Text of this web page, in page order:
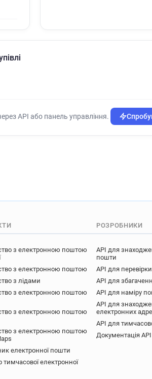
s*******@brighton-hove.gov.uk
n*******@brighton-hove.gov.uk
m************@brighton-
h**********@brighton-
b*****@brighton-hove.gov.uk
y********@brighton-
j*******@brighton-hove.gov.uk
l************@brighton-
API або панель управління.
з електронною поштою
з електронною поштою
з лідами
з електронною поштою
з електронною поштою
з електронною поштою
електронної пошти
тимчасової електронної
РОЗРОБНИКИ
API для
пошти
API для
API для
API для наміру
API для
електронних
API для
Документація API